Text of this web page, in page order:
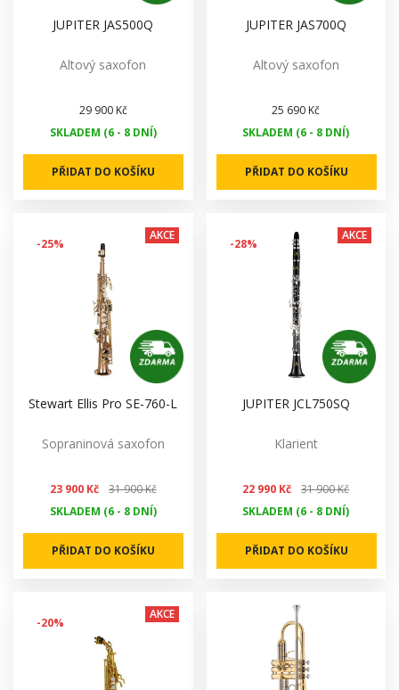
JUPITER JAS500Q
Altový saxofon
29 900 Kč
SKLADEM (6 - 8 DNÍ)
PŘIDAT DO KOŠÍKU
JUPITER JAS700Q
Altový saxofon
25 690 Kč
SKLADEM (6 - 8 DNÍ)
PŘIDAT DO KOŠÍKU
-25%
AKCE
Stewart Ellis Pro SE-760-L
Sopraninová saxofon
23 900 Kč
31 900 Kč
SKLADEM (6 - 8 DNÍ)
PŘIDAT DO KOŠÍKU
-28%
AKCE
JUPITER JCL750SQ
Klarient
22 990 Kč
31 900 Kč
SKLADEM (6 - 8 DNÍ)
PŘIDAT DO KOŠÍKU
-20%
AKCE